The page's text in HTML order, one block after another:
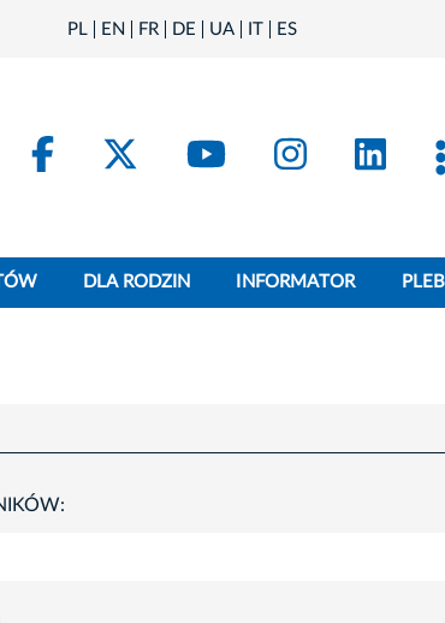
PL EN FR DE UA IT ES
FacebookKraków - X
Kraków -Kraków
DLA RODZIN INFORMATOR